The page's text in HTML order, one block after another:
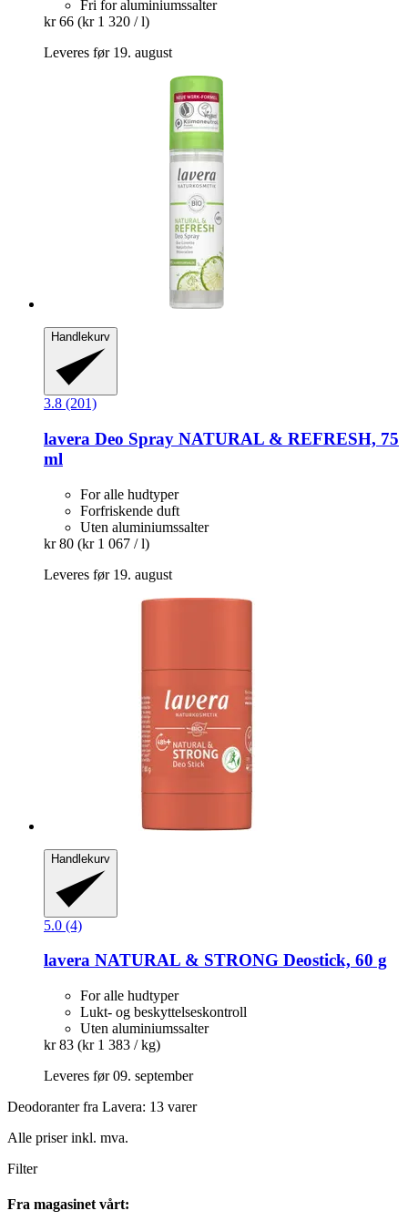
Fri for aluminiumssalter
kr 66 (kr 1 320 / l)
Leveres før 19. august
Handlekurv
3.8 (201)
lavera Deo Spray NATURAL & REFRESH, 75
ml
For alle hudtyper
Forfriskende duft
Uten aluminiumssalter
kr 80 (kr 1 067 / l)
Leveres før 19. august
Handlekurv
5.0 (4)
lavera NATURAL & STRONG Deostick, 60 g
For alle hudtyper
Lukt- og beskyttelseskontroll
Uten aluminiumssalter
kr 83 (kr 1 383 / kg)
Leveres før 09. september
Deodoranter fra Lavera: 13 varer
Alle priser inkl. mva.
Filter
Fra magasinet vårt: